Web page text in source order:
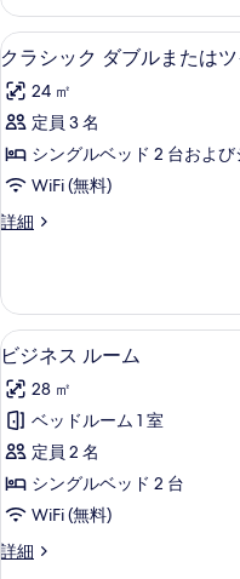
ー
ム
の
す
べ
て
の
を
表
示
す
る
ク
ダ
ブ
ル
ー
の
詳
ク
ラ
シ
ッ
ク
ダ
ブ
ま
た
は
ツ
イ
ン
ル
ー
ム
5
クラシック ダブルまたは
24 ㎡
定員 3 名
シングルベッド 2 台およ
WiFi (無料)
詳細
ク
ク
ダ
ブ
ま
た
ツ
イ
ン
ル
ー
ビ
ジ
ネ
ス
ル
ー
ム
の
4
ビジネス ルーム
28 ㎡
ベッドルーム 1 室
定員 2 名
シングルベッド 2 台
WiFi (無料)
詳細
ビ